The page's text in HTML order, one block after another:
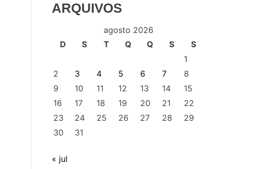
ARQUIVOS
agosto 2026
D
S T Q Q S
S
1
2
3 4 5 6 7
8
9
10 11 12 13 14
15
16
17 18 19 20 21
22
23
24 25 26 27 28
29
30
31
« jul